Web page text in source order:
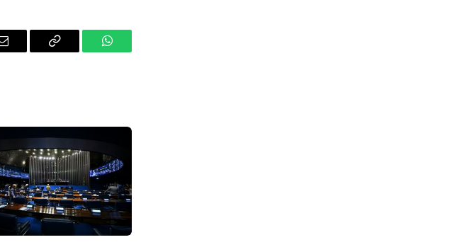
Email
Copy
WhatsApp